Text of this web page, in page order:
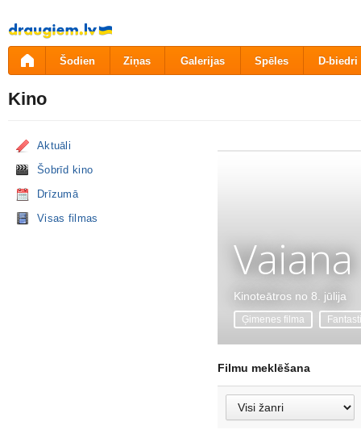
Pāriet
uz
saturu
Šodien Ziņas Galerijas Spēles D-biedri
Kino
Aktuāli
Šobrīd kino
Drīzumā
Visas filmas
Vaiana
Kinoteātros no 8. jūlija
Ģimenes filma
Filmu meklēšana